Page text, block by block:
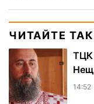
ЧИТАЙТЕ
ТЦК
14:52